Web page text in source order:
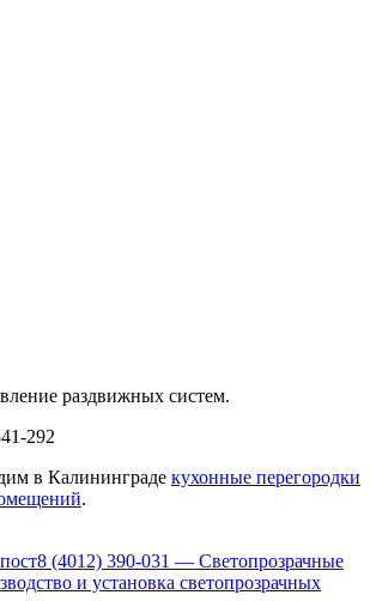
раздвижных систем.
292
в Калининграде кухонные перегородки
.
8 (4012) 390-031 — Светопрозрачные
и установка светопрозрачных